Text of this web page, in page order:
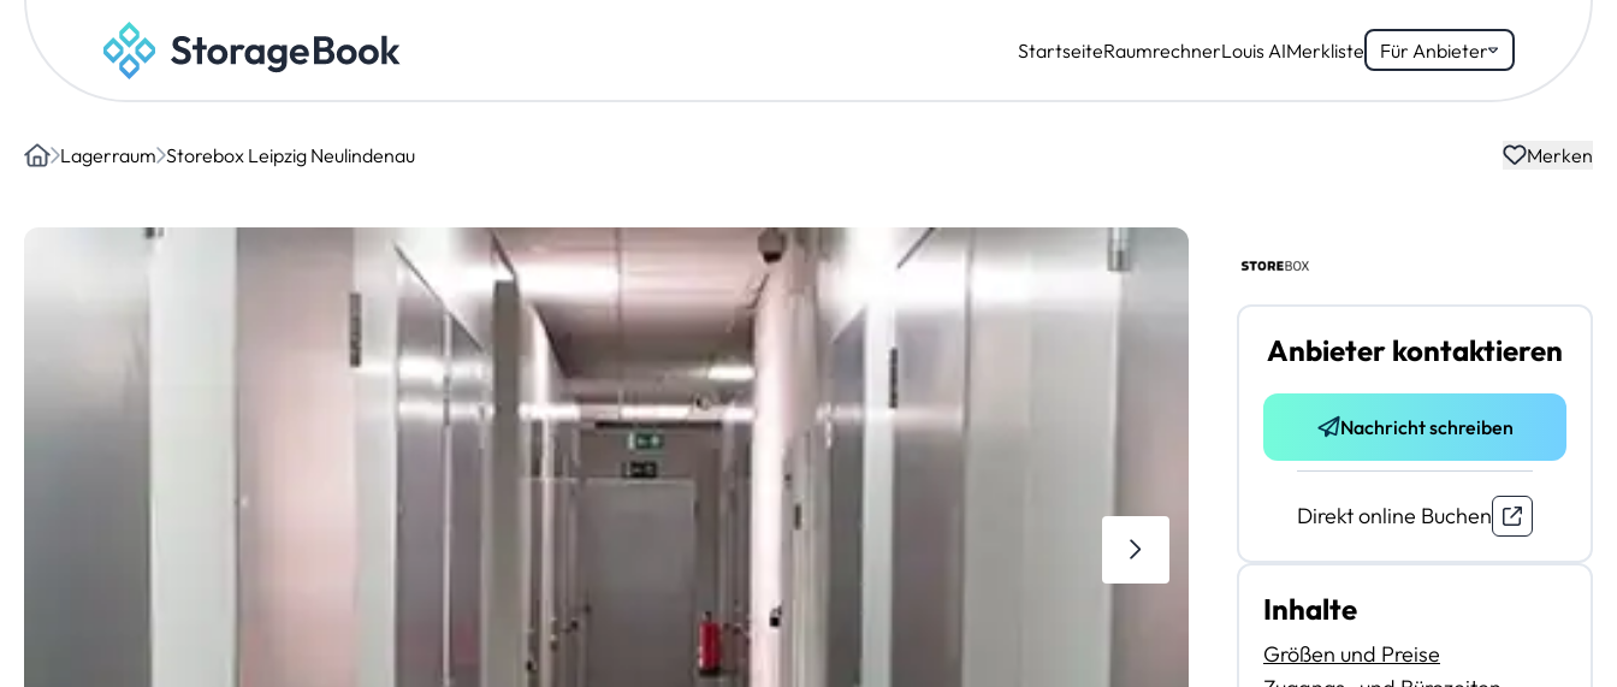
StartseiteRaumrechnerLouis AIMerkliste Für Anbieter
Lagerraum Storebox Leipzig Neulindenau Merken
Anbieter kontaktieren
Nachricht schreiben
Direkt online Buchen
Inhalte
Größen und Preise